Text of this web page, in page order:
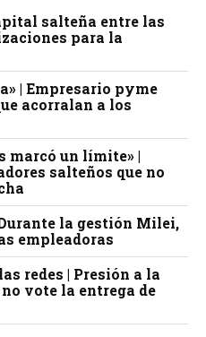
salteña entre las
para la
| Empresario pyme
acorralan a los
marcó un límite» |
salteños que no
la gestión Milei,
empleadoras
redes | Presión a la
vote la entrega de